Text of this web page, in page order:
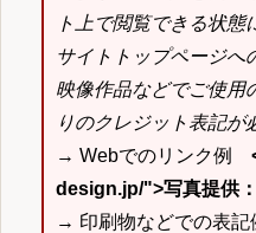
ト上で閲覧できる状
サイトトップページへ
映像作品などでご使用
りのクレジット表記が
→ Webでのリンク例
design.jp/">写真提供
→ 印刷物などでの表記